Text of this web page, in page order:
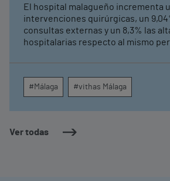
Ver todas
El hospital malagueño incrementa
intervenciones quirúrgicas, un
consultas externas y un 8,3% las
hospitalarias respecto al mismo
provincia dispara un 140% las
quirúrgicas ambulatorias y un 7%
como oftalmología, aparato
#Málaga #vithas Málaga